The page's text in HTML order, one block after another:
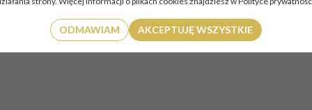
ODMAWIAM AKCEPTUJĘ WSZYSTKIE